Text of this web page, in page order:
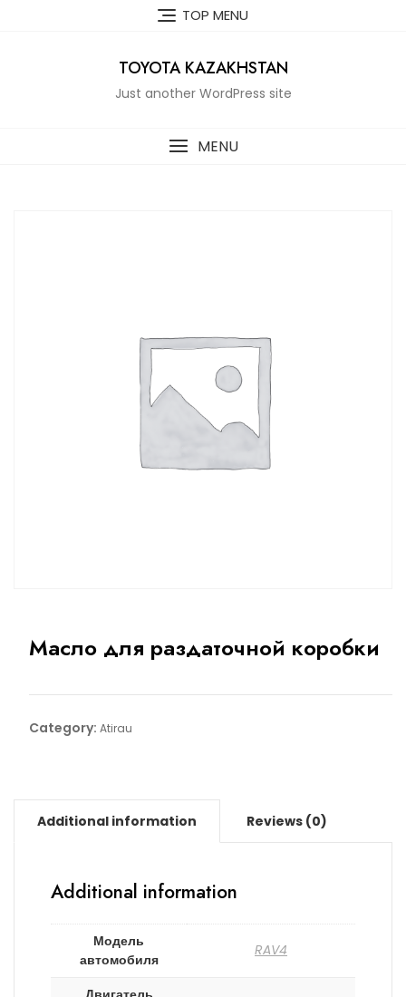
TOP MENU
TOYOTA KAZAKHSTAN
Just another WordPress site
MENU
Масло для раздаточной коробки
Category: Atirau
Additional information Reviews (0)
Additional information
Модель
автомобиля
RAV4